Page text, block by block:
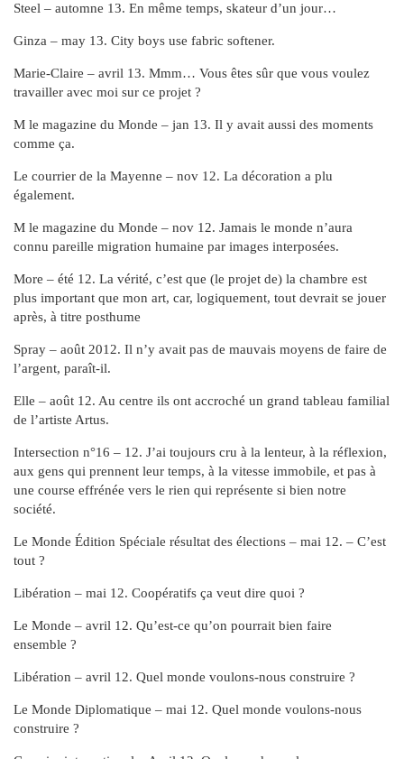
Steel – automne 13. En même temps, skateur d’un jour…
Ginza – may 13. City boys use fabric softener.
Marie-Claire – avril 13. Mmm… Vous êtes sûr que vous voulez
travailler avec moi sur ce projet ?
M le magazine du Monde – jan 13. Il y avait aussi des moments
comme ça.
Le courrier de la Mayenne – nov 12. La décoration a plu
également.
M le magazine du Monde – nov 12. Jamais le monde n’aura
connu pareille migration humaine par images interposées.
More – été 12. La vérité, c’est que (le projet de) la chambre est
plus important que mon art, car, logiquement, tout devrait se jouer
après, à titre posthume
Spray – août 2012. Il n’y avait pas de mauvais moyens de faire de
l’argent, paraît-il.
Elle – août 12. Au centre ils ont accroché un grand tableau familial
de l’artiste Artus.
Intersection n°16 – 12. J’ai toujours cru à la lenteur, à la réflexion,
aux gens qui prennent leur temps, à la vitesse immobile, et pas à
une course effrénée vers le rien qui représente si bien notre
société.
Le Monde Édition Spéciale résultat des élections – mai 12. – C’est
tout ?
Libération – mai 12. Coopératifs ça veut dire quoi ?
Le Monde – avril 12. Qu’est-ce qu’on pourrait bien faire
ensemble ?
Libération – avril 12. Quel monde voulons-nous construire ?
Le Monde Diplomatique – mai 12. Quel monde voulons-nous
construire ?